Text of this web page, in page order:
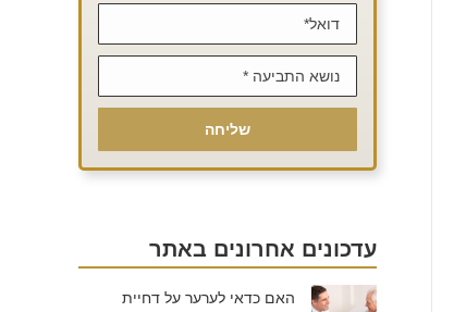
עדכונים אחרונים באתר
האם כדאי לערער על דחיית